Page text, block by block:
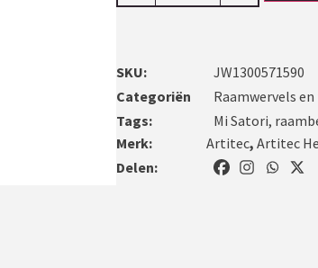
SKU:
JW1300571590
Categoriën
Raamwervels
Tags:
Mi Satori,
Merk:
Artitec, Artitec
Delen: